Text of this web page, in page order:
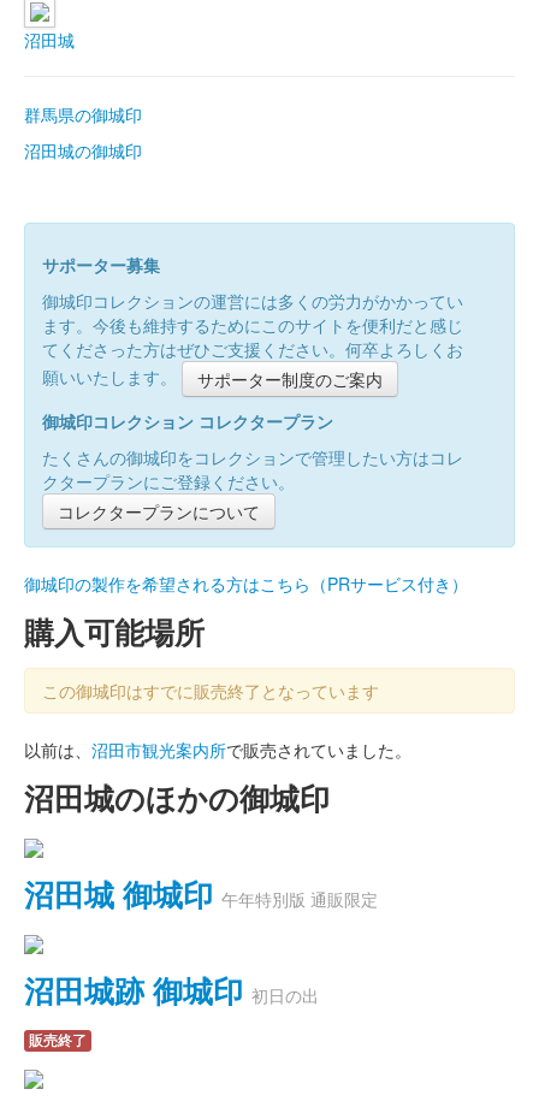
沼田城
群馬県の御城印
沼田城の御城印
サポーター募集
御城印コレクションの運営には多くの労力がかかってい
ます。今後も維持するためにこのサイトを便利だと感じ
てくださった方はぜひご支援ください。何卒よろしくお
願いいたします。
サポーター制度のご案内
御城印コレクション コレクタープラン
たくさんの御城印をコレクションで管理したい方はコレ
クタープランにご登録ください。
コレクタープランについて
御城印の製作を希望される方はこちら（PRサービス付き）
購入可能場所
この御城印はすでに販売終了となっています
以前は、 沼田市観光案内所で販売されていました。
沼田城のほかの御城印
沼田城 御城印 午年特別版 通販限定
沼田城跡 御城印 初日の出
販売終了